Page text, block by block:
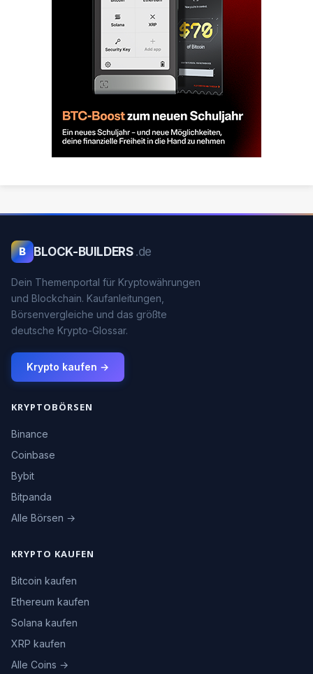
B BLOCK-BUILDERS .de
Dein Themenportal für Kryptowährungen
und Blockchain. Kaufanleitungen,
Börsenvergleiche und das größte
deutsche Krypto-Glossar.
Krypto kaufen →
KRYPTOBÖRSEN
Binance
Coinbase
Bybit
Bitpanda
Alle Börsen →
KRYPTO KAUFEN
Bitcoin kaufen
Ethereum kaufen
Solana kaufen
XRP kaufen
Alle Coins →